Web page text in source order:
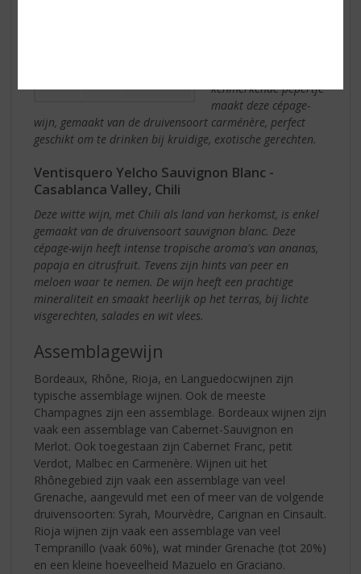
kenmerkende pepertje
maakt deze cépage-
wijn, gemaakt van de druivensoort carménère, perfect
geschikt om te drinken bij kruidige, exotische gerechten.
Ventisquero Yelcho Sauvignon Blanc -
Casablanca Valley, Chili
Deze witte wijn, met Chili als land van herkomst, is enkel
gemaakt van de druivensoort sauvignon blanc. Deze
cépage-wijn heeft intense tropische aroma's van ananas,
papaja en citrusfruit. Tevens zijn hints van peer en
meloen waar te nemen. De wijn heeft een prachtige
mineraliteit en smaakt heerlijk op het terras, bij lichte
visgerechten, salades en wit vlees.
Assemblagewijn
Bordeaux, Rhône, Rioja, en Languedocwijnen zijn
typische assemblage wijnen. Ook de meeste
Champagnes zijn een assemblage. Bordeaux wijnen zijn
vaak een assemblage van Cabernet-Sauvignon en
Merlot. Ook toegestaan zijn Cabernet Franc, petit
Verdot, Malbec en Carmenère. Wijnen uit het
Rhônegebied zijn vaak een assemblage van veel
Grenache, aangevuld met een of meer van de volgende
druivensoorten: Syrah, Mourvèdre, Carignan en Cinsault.
Rioja wijnen zijn vaak een assemblage van veel
Tempranillo (vaak 60%), wat minder Grenache (tot 20%)
en een kleine hoeveelheid Mazuelo en Graciano.